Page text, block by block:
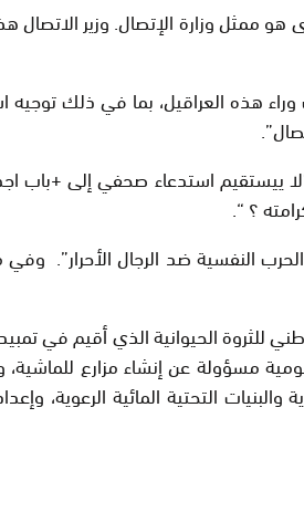
ممثل وزارة الإتصال. وزير الاتصال
هذه العراقيل، بما في ذلك توجيه
ييستقيم استدعاء صحفي إلى +باب
؟ “.
ضد الرجال الأحرار”. وفي
مؤسسة صناعية وتجارية عمومية مسؤولة عن
التحتية المائية الرعوية،